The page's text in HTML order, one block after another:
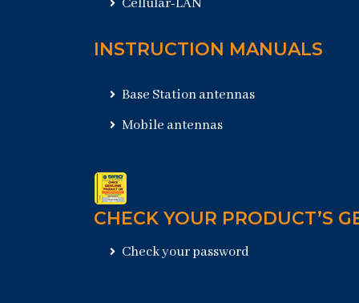
Cellular-LAN
INSTRUCTION MANUALS
Base Station antennas
Mobile antennas
CHECK YOUR PRODUCT’S
Check your password